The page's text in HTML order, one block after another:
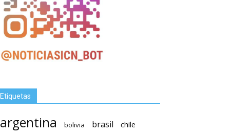
Etiquetas
argentina bolivia brasil
chile